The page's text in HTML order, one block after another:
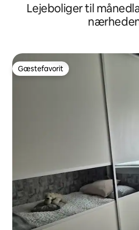
Lejeboliger til
Gæstefavorit
Gæstefavorit